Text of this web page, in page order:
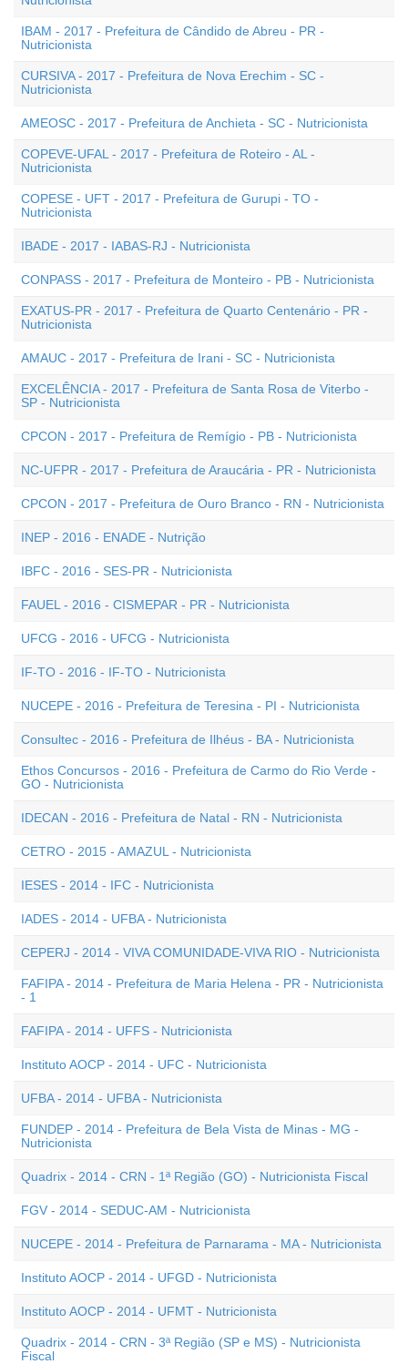
IBAM - 2017 - Prefeitura de Cândido de Abreu - PR -
Nutricionista
CURSIVA - 2017 - Prefeitura de Nova Erechim - SC -
Nutricionista
AMEOSC - 2017 - Prefeitura de Anchieta - SC - Nutricionista
COPEVE-UFAL - 2017 - Prefeitura de Roteiro - AL -
Nutricionista
COPESE - UFT - 2017 - Prefeitura de Gurupi - TO -
Nutricionista
IBADE - 2017 - IABAS-RJ - Nutricionista
CONPASS - 2017 - Prefeitura de Monteiro - PB - Nutricionista
EXATUS-PR - 2017 - Prefeitura de Quarto Centenário - PR -
Nutricionista
AMAUC - 2017 - Prefeitura de Irani - SC - Nutricionista
EXCELÊNCIA - 2017 - Prefeitura de Santa Rosa de Viterbo -
SP - Nutricionista
CPCON - 2017 - Prefeitura de Remígio - PB - Nutricionista
NC-UFPR - 2017 - Prefeitura de Araucária - PR - Nutricionista
CPCON - 2017 - Prefeitura de Ouro Branco - RN - Nutricionista
INEP - 2016 - ENADE - Nutrição
IBFC - 2016 - SES-PR - Nutricionista
FAUEL - 2016 - CISMEPAR - PR - Nutricionista
UFCG - 2016 - UFCG - Nutricionista
IF-TO - 2016 - IF-TO - Nutricionista
NUCEPE - 2016 - Prefeitura de Teresina - PI - Nutricionista
Consultec - 2016 - Prefeitura de Ilhéus - BA - Nutricionista
Ethos Concursos - 2016 - Prefeitura de Carmo do Rio Verde -
GO - Nutricionista
IDECAN - 2016 - Prefeitura de Natal - RN - Nutricionista
CETRO - 2015 - AMAZUL - Nutricionista
IESES - 2014 - IFC - Nutricionista
IADES - 2014 - UFBA - Nutricionista
CEPERJ - 2014 - VIVA COMUNIDADE-VIVA RIO - Nutricionista
FAFIPA - 2014 - Prefeitura de Maria Helena - PR - Nutricionista
- 1
FAFIPA - 2014 - UFFS - Nutricionista
Instituto AOCP - 2014 - UFC - Nutricionista
UFBA - 2014 - UFBA - Nutricionista
FUNDEP - 2014 - Prefeitura de Bela Vista de Minas - MG -
Nutricionista
Quadrix - 2014 - CRN - 1ª Região (GO) - Nutricionista Fiscal
FGV - 2014 - SEDUC-AM - Nutricionista
NUCEPE - 2014 - Prefeitura de Parnarama - MA - Nutricionista
Instituto AOCP - 2014 - UFGD - Nutricionista
Instituto AOCP - 2014 - UFMT - Nutricionista
Quadrix - 2014 - CRN - 3ª Região (SP e MS) - Nutricionista
Fiscal